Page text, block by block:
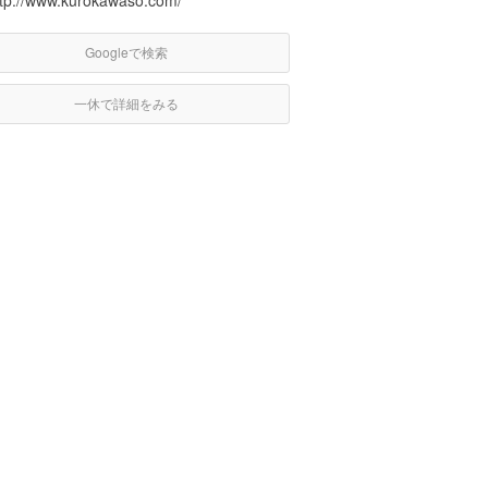
Googleで検索
一休で詳細をみる